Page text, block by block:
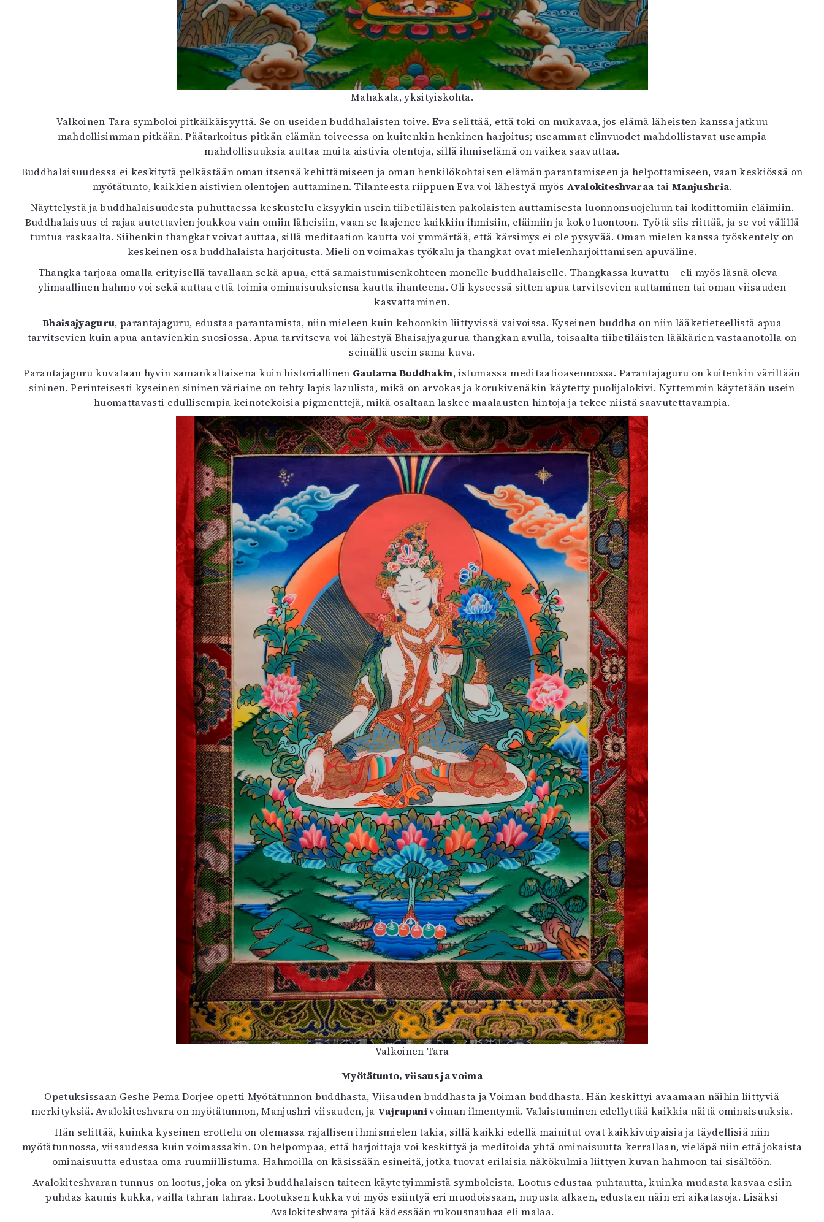
Mahakala, yksityiskohta.
Valkoinen Tara symboloi pitkäikäisyyttä. Se on useiden buddhalaisten toive. Eva selittää, että toki on mukavaa, jos elämä läheisten kanssa jatkuu
mahdollisimman pitkään. Päätarkoitus pitkän elämän toiveessa on kuitenkin henkinen harjoitus; useammat elinvuodet mahdollistavat useampia
mahdollisuuksia auttaa muita aistivia olentoja, sillä ihmiselämä on vaikea saavuttaa.
Buddhalaisuudessa ei keskitytä pelkästään oman itsensä kehittämiseen ja oman henkilökohtaisen elämän parantamiseen ja helpottamiseen, vaan keskiössä on
myötätunto, kaikkien aistivien olentojen auttaminen. Tilanteesta riippuen Eva voi lähestyä myös Avalokiteshvaraa tai Manjushria.
Näyttelystä ja buddhalaisuudesta puhuttaessa keskustelu eksyykin usein tiibetiläisten pakolaisten auttamisesta luonnonsuojeluun tai kodittomiin eläimiin.
Buddhalaisuus ei rajaa autettavien joukkoa vain omiin läheisiin, vaan se laajenee kaikkiin ihmisiin, eläimiin ja koko luontoon. Työtä siis riittää, ja se voi välillä
tuntua raskaalta. Siihenkin thangkat voivat auttaa, sillä meditaation kautta voi ymmärtää, että kärsimys ei ole pysyvää. Oman mielen kanssa työskentely on
keskeinen osa buddhalaista harjoitusta. Mieli on voimakas työkalu ja thangkat ovat mielenharjoittamisen apuväline.
Thangka tarjoaa omalla erityisellä tavallaan sekä apua, että samaistumisenkohteen monelle buddhalaiselle. Thangkassa kuvattu – eli myös läsnä oleva –
ylimaallinen hahmo voi sekä auttaa että toimia ominaisuuksiensa kautta ihanteena. Oli kyseessä sitten apua tarvitsevien auttaminen tai oman viisauden
kasvattaminen.
Bhaisajyaguru, parantajaguru, edustaa parantamista, niin mieleen kuin kehoonkin liittyvissä vaivoissa. Kyseinen buddha on niin lääketieteellistä apua
tarvitsevien kuin apua antavienkin suosiossa. Apua tarvitseva voi lähestyä Bhaisajyagurua thangkan avulla, toisaalta tiibetiläisten lääkärien vastaanotolla on
seinällä usein sama kuva.
Parantajaguru kuvataan hyvin samankaltaisena kuin historiallinen Gautama Buddhakin, istumassa meditaatioasennossa. Parantajaguru on kuitenkin väriltään
sininen. Perinteisesti kyseinen sininen väriaine on tehty lapis lazulista, mikä on arvokas ja korukivenäkin käytetty puolijalokivi. Nyttemmin käytetään usein
huomattavasti edullisempia keinotekoisia pigmenttejä, mikä osaltaan laskee maalausten hintoja ja tekee niistä saavutettavampia.
Valkoinen Tara
Myötätunto, viisaus ja voima
Opetuksissaan Geshe Pema Dorjee opetti Myötätunnon buddhasta, Viisauden buddhasta ja Voiman buddhasta. Hän keskittyi avaamaan näihin liittyviä
merkityksiä. Avalokiteshvara on myötätunnon, Manjushri viisauden, ja Vajrapanivoiman ilmentymä. Valaistuminen edellyttää kaikkia näitä ominaisuuksia.
Hän selittää, kuinka kyseinen erottelu on olemassa rajallisen ihmismielen takia, sillä kaikki edellä mainitut ovat kaikkivoipaisia ja täydellisiä niin
myötätunnossa, viisaudessa kuin voimassakin. On helpompaa, että harjoittaja voi keskittyä ja meditoida yhtä ominaisuutta kerrallaan, vieläpä niin että jokaista
ominaisuutta edustaa oma ruumiillistuma. Hahmoilla on käsissään esineitä, jotka tuovat erilaisia näkökulmia liittyen kuvan hahmoon tai sisältöön.
Avalokiteshvaran tunnus on lootus, joka on yksi buddhalaisen taiteen käytetyimmistä symboleista. Lootus edustaa puhtautta, kuinka mudasta kasvaa esiin
puhdas kaunis kukka, vailla tahran tahraa. Lootuksen kukka voi myös esiintyä eri muodoissaan, nupusta alkaen, edustaen näin eri aikatasoja. Lisäksi
Avalokiteshvara pitää kädessään rukousnauhaa eli malaa.